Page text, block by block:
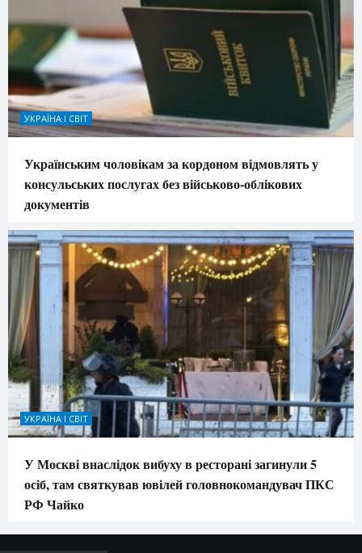
УКРАЇНА І СВІТ
Українським чоловікам за кордоном відмовлять у
консульських послугах без військово-облікових
документів
УКРАЇНА І СВІТ
У Москві внаслідок вибуху в ресторані загинули 5
осіб, там святкував ювілей головнокомандувач ПКС
РФ Чайко